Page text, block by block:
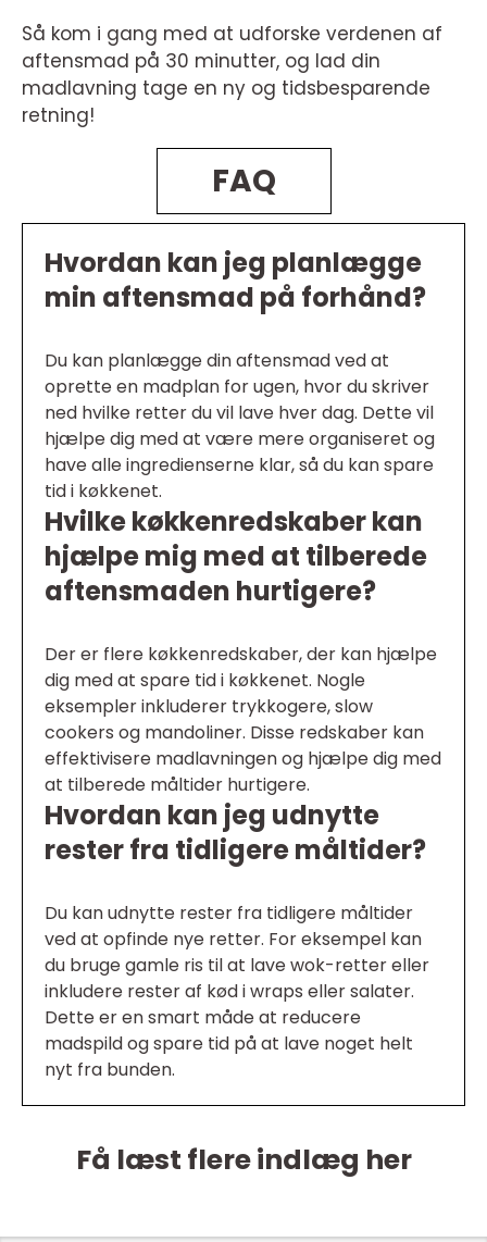
Så kom i gang med at udforske verdenen af
aftensmad på 30 minutter, og lad din
madlavning tage en ny og tidsbesparende
retning!
FAQ
Hvordan kan jeg planlægge
min aftensmad på forhånd?
Du kan planlægge din aftensmad ved at
oprette en madplan for ugen, hvor du skriver
ned hvilke retter du vil lave hver dag. Dette vil
hjælpe dig med at være mere organiseret og
have alle ingredienserne klar, så du kan spare
tid i køkkenet.
Hvilke køkkenredskaber kan
hjælpe mig med at tilberede
aftensmaden hurtigere?
Der er flere køkkenredskaber, der kan hjælpe
dig med at spare tid i køkkenet. Nogle
eksempler inkluderer trykkogere, slow
cookers og mandoliner. Disse redskaber kan
effektivisere madlavningen og hjælpe dig med
at tilberede måltider hurtigere.
Hvordan kan jeg udnytte
rester fra tidligere måltider?
Du kan udnytte rester fra tidligere måltider
ved at opfinde nye retter. For eksempel kan
du bruge gamle ris til at lave wok-retter eller
inkludere rester af kød i wraps eller salater.
Dette er en smart måde at reducere
madspild og spare tid på at lave noget helt
nyt fra bunden.
Få læst flere indlæg her